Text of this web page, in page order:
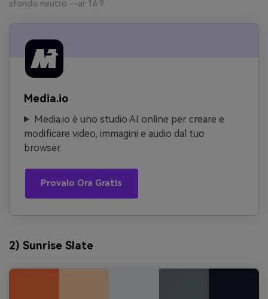
sfondo neutro --ar 16:9
Media.io
Media.io è uno studio AI online per creare e
modificare video, immagini e audio dal tuo
browser.
Provalo Ora Gratis
2) Sunrise Slate